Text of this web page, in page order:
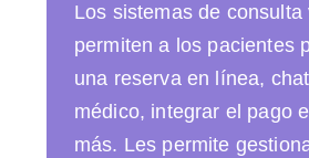
Los sistemas de consulta
permiten a los pacientes
una reserva en línea,
médico, integrar el pago
más. Les permite